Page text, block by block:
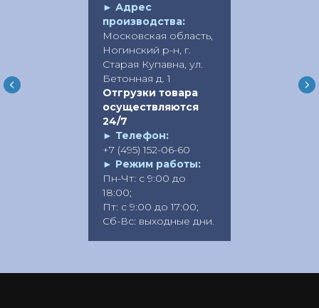
► Адрес
производства:
Московская область,
Ногинский р-н, г.
Старая Купавна, ул.
Бетонная д. 1
Отгрузки товара
осуществляются
24/7
► Телефон:
+7 (495) 152-06-60
► Режим работы:
Пн-Чт: с 9:00 до
18:00;
Пт: с 9:00 до 17:00;
Сб-Вс: выходные дни.